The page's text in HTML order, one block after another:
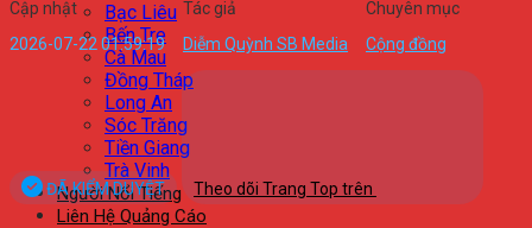
Bạc Liêu
Bến Tre
Cà Mau
Đồng Tháp
Long An
Sóc Trăng
Tiền Giang
Trà Vinh
Người Nổi Tiếng
Liên Hệ Quảng Cáo
Cập nhật
2026-07-22 01:59:19
Tác giả
Diễm Quỳnh SB Media
Chuyên mục
Cộng đồng
ĐÃ KIỂM DUYỆT Theo dõi Trang Top trên